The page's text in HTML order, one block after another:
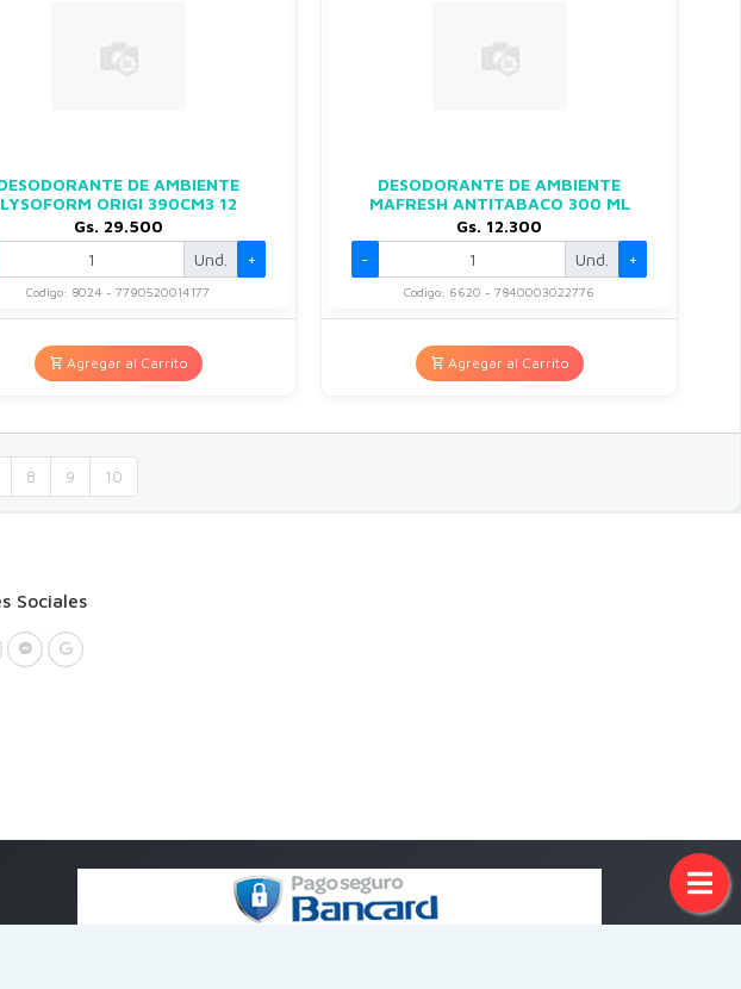
DE AMBIENTE
LYSOFORM ORIGI 390CM3 12
Gs. 29.500
Und. +
Codigo: 8024 - 7790520014177
Agregar al Carrito
DESODORANTE DE AMBIENTE
MAFRESH ANTITABACO 300 ML
Gs. 12.300
-
Und. +
Codigo: 6620 - 7840003022776
Agregar al Carrito
8 9 10
Sociales